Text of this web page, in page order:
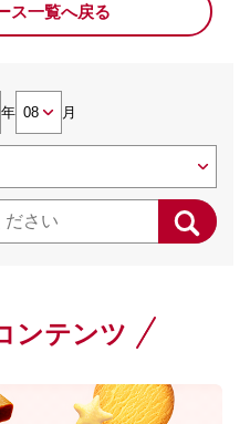
ス一覧へ戻る
年 月
ンテンツ